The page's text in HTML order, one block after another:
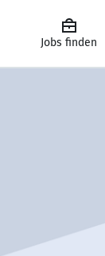
Jobs finden